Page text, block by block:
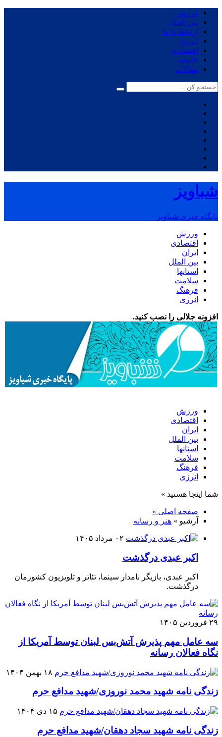
ورزش
بین الملل
ارتباط با ما
انرژی
اقتصادی
جامعه
مقالات
شباویز
پایگاه خبری شباویز
ورزش
اقتصادی
ایران
بین الملل
استانها
سلامت
فرهنگ
انرژی
افزونه جلالی را نصب کنید.
ورزش
اقتصادی
ایران
بین الملل
استانها
سلامت
فرهنگ
انرژی
شما اینجا هستید »
صفحه اصلی »
آرشیو » هنر و رسانه
۰۲ مرداد ۱۴۰۵
اکبر عبدی درگذشت
اکبر عبدی، بازیگر نامدار سینما، تئاتر و تلویزیون کشورمان
درگذشت.
۲۹ فروردین ۱۴۰۵
سه عامل مهم پذیرش آتش‌بس لبنان توسط آمریکا از
نگاه فعالان رسانه
۱۸ بهمن ۱۴۰۴
زندگی نامه شهید محمد نوروزی/شهید مدافع حرم
۱۵ دی ۱۴۰۴
زندگی نامه شهید سجاد دهقان/شهید مدافع حرم